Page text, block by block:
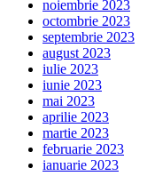
noiembrie 2023
octombrie 2023
septembrie 2023
august 2023
iulie 2023
iunie 2023
mai 2023
aprilie 2023
martie 2023
februarie 2023
ianuarie 2023